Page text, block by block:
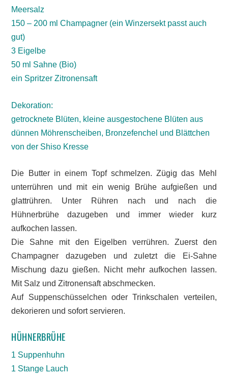
Meersalz
150 – 200 ml Champagner (ein Winzersekt passt auch
gut)
3 Eigelbe
50 ml Sahne (Bio)
ein Spritzer Zitronensaft
Dekoration:
getrocknete Blüten, kleine ausgestochene Blüten aus
dünnen Möhrenscheiben, Bronzefenchel und Blättchen
von der Shiso Kresse
Die Butter in einem Topf schmelzen. Zügig das Mehl
unterrühren und mit ein wenig Brühe aufgießen und
glattrühren. Unter Rühren nach und nach die
Hühnerbrühe dazugeben und immer wieder kurz
aufkochen lassen.
Die Sahne mit den Eigelben verrühren. Zuerst den
Champagner dazugeben und zuletzt die Ei-Sahne
Mischung dazu gießen. Nicht mehr aufkochen lassen.
Mit Salz und Zitronensaft abschmecken.
Auf Suppenschüsselchen oder Trinkschalen verteilen,
dekorieren und sofort servieren.
HÜHNERBRÜHE
1 Suppenhuhn
1 Stange Lauch